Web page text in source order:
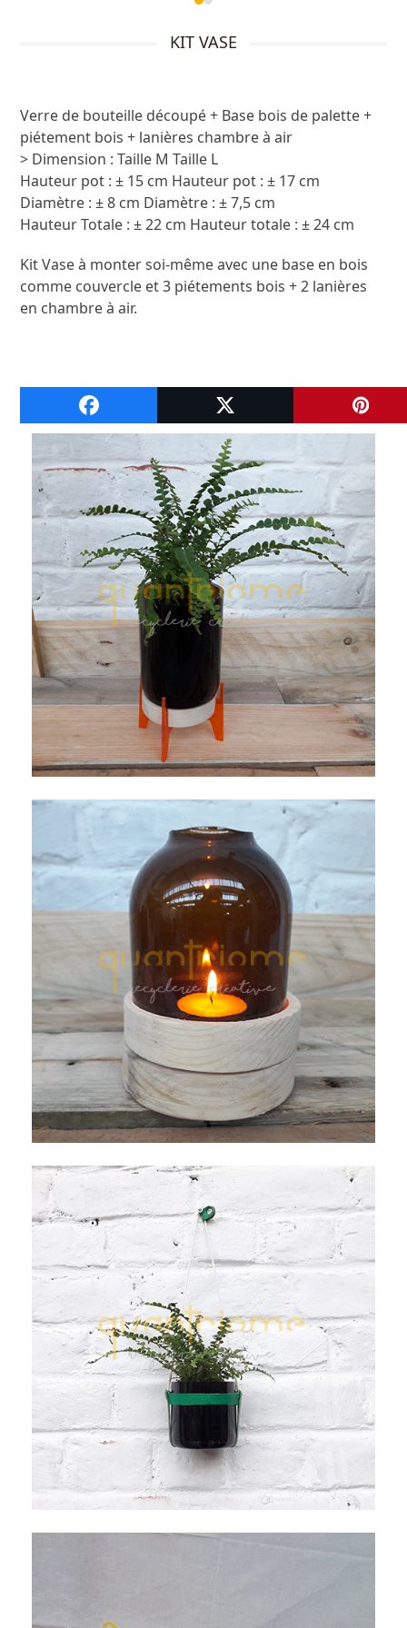
Press
to
the
first
slide
KIT VASE
Verre de bouteille découpé + Base bois de palette +
piétement bois + lanières chambre à air
> Dimension : Taille M Taille L
Hauteur pot : ± 15 cm Hauteur pot : ± 17 cm
Diamètre : ± 8 cm Diamètre : ± 7,5 cm
Hauteur Totale : ± 22 cm Hauteur totale : ± 24 cm
Kit Vase à monter soi-même avec une base en bois
comme couvercle et 3 piétements bois + 2 lanières
en chambre à air.
A VOIR ENSUITE